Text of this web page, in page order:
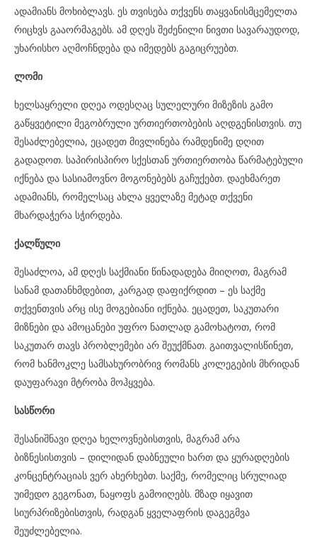
ადამიანს მოხიბლავს. ეს თვისება თქვენს თაყვანისმცემელთა
რიცხვს გააორმაგებს. ამ დღეს შეძენილი ნივთი სავარაუდოდ,
უხარისხო აღმოჩნდება და იმედებს გაგიცრუებთ.
ლომი
ხელსაყრელი დღეა ოდესღაც სულელური მიზეზის გამო
გაწყვეტილი მეგობრული ურთიერთობების აღდგენისთვის. თუ
შესაძლებელია, ეცადეთ მივლინება რამდენიმე დღით
გადადოთ. საპირისპირო სქესთან ურთიერთობა წარმატებული
იქნება და სასიამოვნო მოგონებებს გაჩუქებთ. დაეხმარეთ
ადამიანს, რომელსაც ახლა ყველაზე მეტად თქვენი
მხარდაჭერა სჭირდება.
ქალწული
შესაძლოა, ამ დღეს საქმიანი წინადადება მიიღოთ, მაგრამ
სანამ დათანხმდებით, კარგად დაფიქრდით – ეს საქმე
თქვენთვის არც ისე მოგებიანი იქნება. ეცადეთ, საკუთარი
მიზნები და ამოცანები უფრო ნათლად გამოხატოთ, რომ
საკუთარ თავს პრობლემები არ შეუქმნათ. გაითვალისწინეთ,
რომ ხანმოკლე სამსახურობრივ რომანს კოლეგების მხრიდან
დაუფარავი მტრობა მოჰყვება.
სასწორი
შესანიშნავი დღეა ხელოვნებისთვის, მაგრამ არა
ბიზნესისთვის – დილიდან დაბნეული ხართ და ყურადღების
კონცენტრაციას ვერ ახერხებთ. საქმე, რომელიც სრულიად
უიმედო გეგონათ, ნაყოფს გამოიღებს. მზად იყავით
სიურპრიზებისთვის, რადგან ყველაფრის დაგეგმვა
შეუძლებელია.